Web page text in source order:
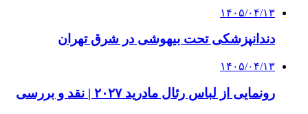
۱۴۰۵/۰۴/۱۳
دندانپزشکی تحت بیهوشی در شرق تهران
۱۴۰۵/۰۴/۱۳
رونمایی از لباس رئال مادرید ۲۰۲۷ | نقد و بررسی